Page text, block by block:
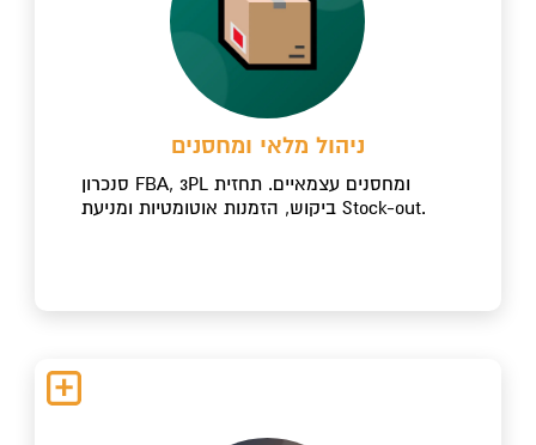
ניהול מלאי ומחסנים
סנכרון FBA, 3PL ומחסנים עצמאיים. תחזית
ביקוש, הזמנות אוטומטיות ומניעת Stock-out.